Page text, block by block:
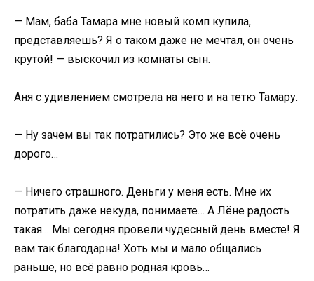
— Мам, баба Тамара мне новый комп купила,
представляешь? Я о таком даже не мечтал, он очень
крутой! — выскочил из комнаты сын.
Аня с удивлением смотрела на него и на тетю Тамару.
— Ну зачем вы так потратились? Это же всё очень
дорого…
— Ничего страшного. Деньги у меня есть. Мне их
потратить даже некуда, понимаете… А Лёне радость
такая… Мы сегодня провели чудесный день вместе! Я
вам так благодарна! Хоть мы и мало общались
раньше, но всё равно родная кровь…